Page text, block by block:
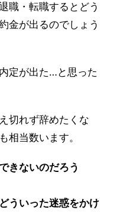
職・転職するとどう
金が出るのでしょう
定が出た…と思った
切れず辞めたくな
相当数います。
きないのだろう
ういった迷惑をかけ